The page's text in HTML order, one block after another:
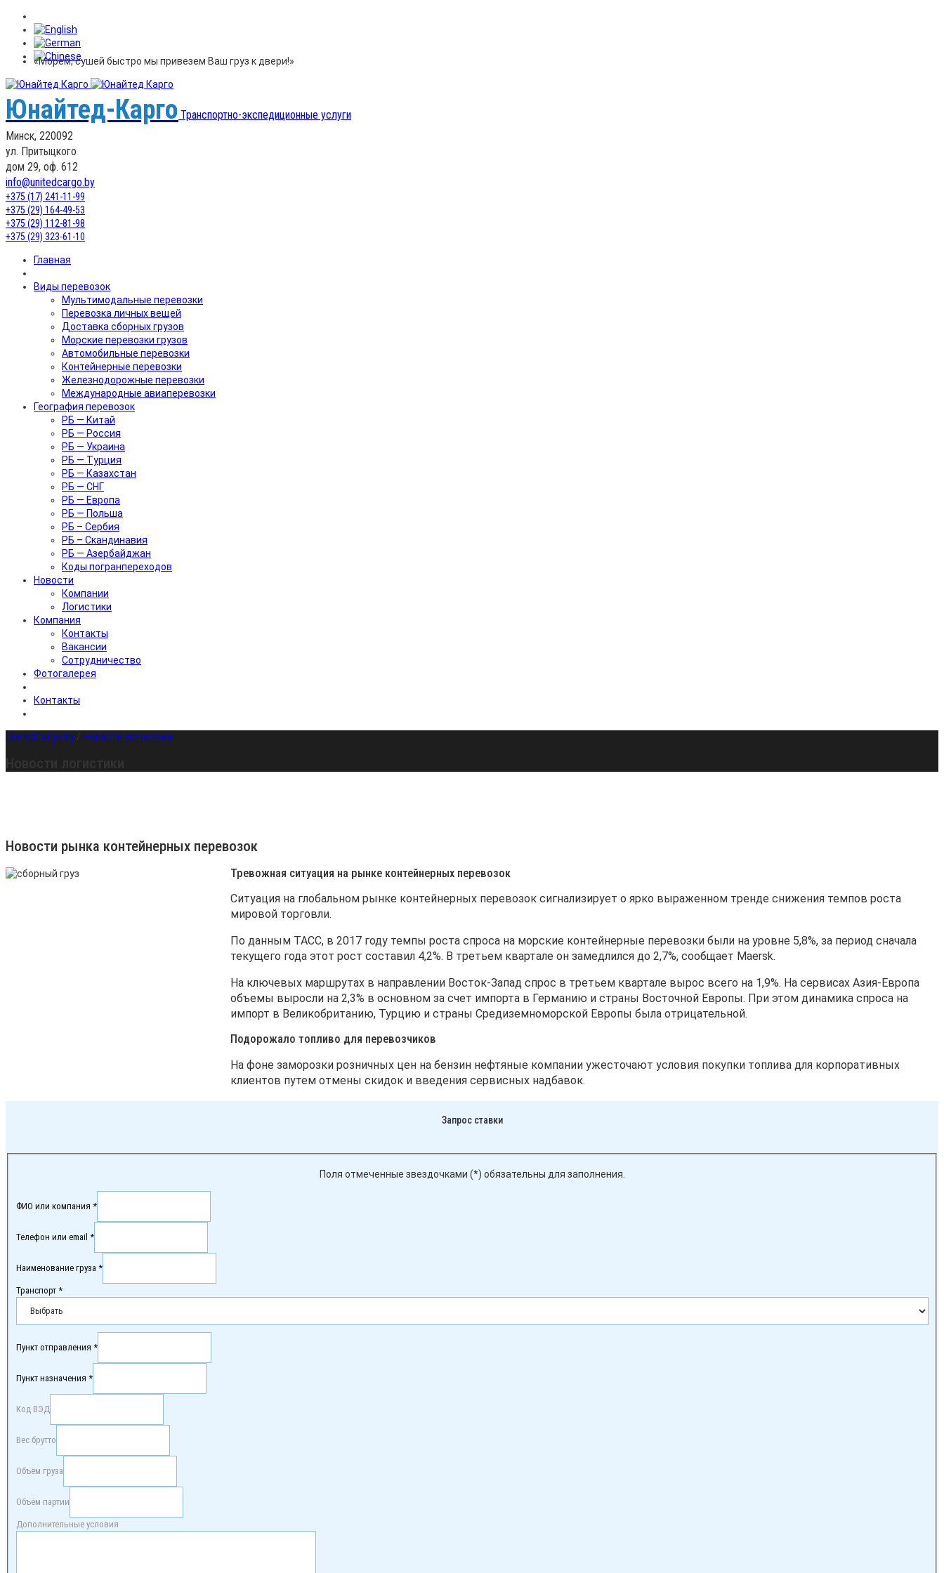
«Морем, сушей быстро мы привезем Ваш груз к двери!»
Юнайтед-Карго Транспортно-экспедиционные услуги
Минск, 220092
ул. Притыцкого
дом 29, оф. 612
info@unitedcargo.by
+375 (17) 241-11-99
+375 (29) 164-49-53
+375 (29) 112-81-98
+375 (29) 323-61-10
Главная
Виды перевозок
Мультимодальные перевозки
Перевозка личных вещей
Доставка сборных грузов
Морские перевозки грузов
Автомобильные перевозки
Контейнерные перевозки
Железнодорожные перевозки
Международные авиаперевозки
География перевозок
РБ — Китай
РБ — Россия
РБ — Украина
РБ — Турция
РБ — Казахстан
РБ — СНГ
РБ — Европа
РБ — Польша
РБ – Сербия
РБ – Скандинавия
РБ — Азербайджан
Коды погранпереходов
Новости
Компании
Логистики
Компания
Контакты
Вакансии
Сотрудничество
Фотогалерея
Контакты
UnitedCargo.by Новости логистики
Новости рынка контейнерных перевозок
Тревожная ситуация на рынке контейнерных перевозок
Ситуация на глобальном рынке контейнерных перевозок сигнализирует о ярко выраженном тренде снижения темпов роста
мировой торговли.
По данным ТАСС, в 2017 году темпы роста спроса на морские контейнерные перевозки были на уровне 5,8%, за период сначала
текущего года этот рост составил 4,2%. В третьем квартале он замедлился до 2,7%, сообщает Maersk.
На ключевых маршрутах в направлении Восток-Запад спрос в третьем квартале вырос всего на 1,9%. На сервисах Азия-Европа
объемы выросли на 2,3% в основном за счет импорта в Германию и страны Восточной Европы. При этом динамика спроса на
импорт в Великобританию, Турцию и страны Средиземноморской Европы была отрицательной.
Подорожало топливо для перевозчиков
На фоне заморозки розничных цен на бензин нефтяные компании ужесточают условия покупки топлива для корпоративных
клиентов путем отмены скидок и введения сервисных надбавок.
Запрос ставки
Поля отмеченные звездочками (*) обязательны для заполнения.
ФИО или компания *
Телефон или email *
Наименование груза *
Транспорт *
Пункт отправления *
Пункт назначения *
Код ВЭД
Вес брутто
Объём груза
Объём партии
Дополнительные условия